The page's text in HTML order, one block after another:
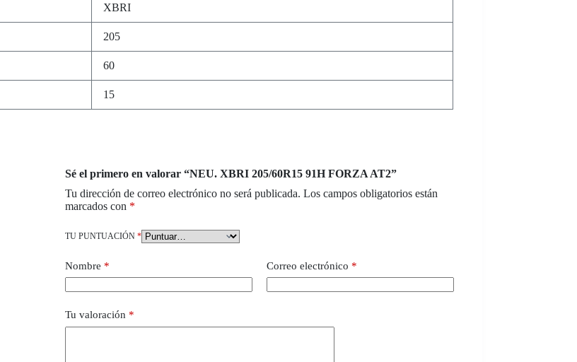
XBRI
205
60
15
Sé el primero en valorar “NEU. XBRI 205/60R15 91H FORZA AT2”
Tu dirección de correo electrónico no será publicada. Los campos obligatorios están
marcados con *
TU PUNTUACIÓN *
Nombre * Correo electrónico *
Tu valoración *